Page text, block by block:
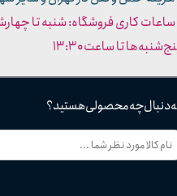
دنبال چه محصولی هستید؟
تا ساعت ۱۳:۳۰​​​​​​​